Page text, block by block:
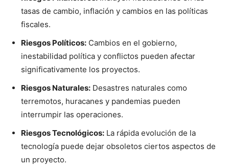
tasas de cambio, inflación y cambios en las políticas
fiscales.
Riesgos Políticos: Cambios en el gobierno,
inestabilidad política y conflictos pueden afectar
significativamente los proyectos.
Riesgos Naturales: Desastres naturales como
terremotos, huracanes y pandemias pueden
interrumpir las operaciones.
Riesgos Tecnológicos: La rápida evolución de la
tecnología puede dejar obsoletos ciertos aspectos de
un proyecto.